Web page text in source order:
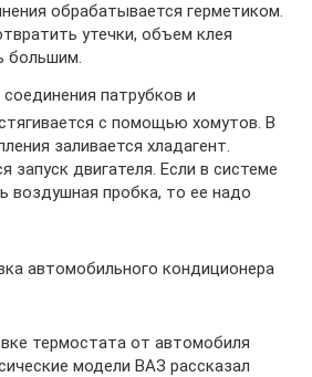
обрабатывается герметиком.
утечки, объем клея
большим.
патрубков и
с помощью хомутов. В
заливается хладагент.
запуск двигателя. Если в системе
воздушная пробка, то ее надо
автомобильного кондиционера
термостата от автомобиля
модели ВАЗ рассказал